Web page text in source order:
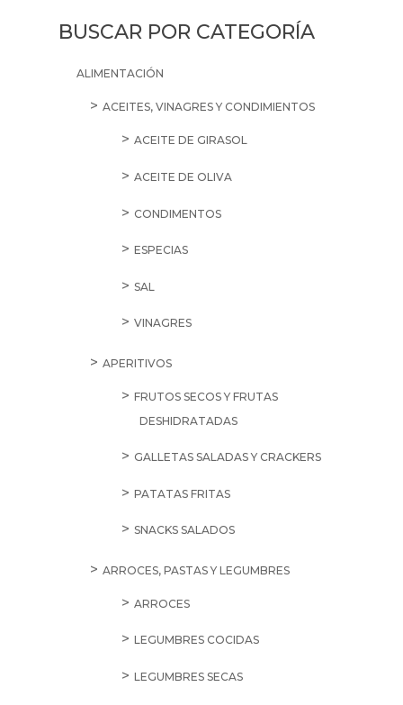
cantidad
BUSCAR POR CATEGORÍA
ALIMENTACIÓN
ACEITES, VINAGRES Y CONDIMIENTOS
ACEITE DE GIRASOL
ACEITE DE OLIVA
CONDIMENTOS
ESPECIAS
SAL
VINAGRES
APERITIVOS
FRUTOS SECOS Y FRUTAS
DESHIDRATADAS
GALLETAS SALADAS Y CRACKERS
PATATAS FRITAS
SNACKS SALADOS
ARROCES, PASTAS Y LEGUMBRES
ARROCES
LEGUMBRES COCIDAS
LEGUMBRES SECAS